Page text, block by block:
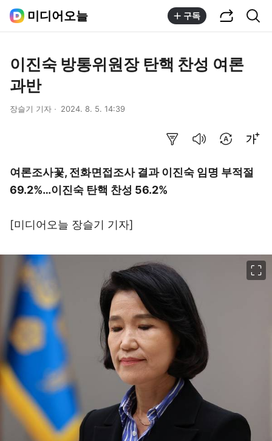
미디어오늘 구독
이진숙 방통위원장 탄핵 찬성 여론
과반
장슬기 기자 2024. 8. 5. 14:39
여론조사꽃, 전화면접조사 결과 이진숙 임명 부적절
69.2%…이진숙 탄핵 찬성 56.2%
[미디어오늘 장슬기 기자]